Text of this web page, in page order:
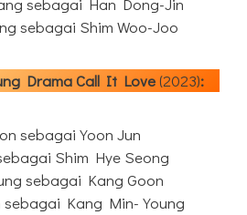
sebagai Han Dong-Jin
sebagai Shim Woo-Joo
DramaCall It Love(2023):
sebagai Yoon Jun
Shim Hye Seong
sebagai Kang Goon
sebagai Kang Min-Young